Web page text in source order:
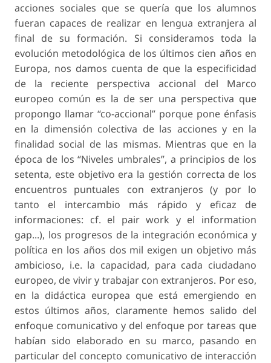
acciones sociales que se quería que los alumnos
fueran capaces de realizar en lengua extranjera al
final de su formación. Si consideramos toda la
evolución metodológica de los últimos cien años en
Europa, nos damos cuenta de que la especificidad
de la reciente perspectiva accional del Marco
europeo común es la de ser una perspectiva que
propongo llamar “co-accional” porque pone énfasis
en la dimensión colectiva de las acciones y en la
finalidad social de las mismas. Mientras que en la
época de los “Niveles umbrales”, a principios de los
setenta, este objetivo era la gestión correcta de los
encuentros puntuales con extranjeros (y por lo
tanto el intercambio más rápido y eficaz de
informaciones: cf. el pair work y el information
gap...), los progresos de la integración económica y
política en los años dos mil exigen un objetivo más
ambicioso, i.e. la capacidad, para cada ciudadano
europeo, de vivir y trabajar con extranjeros. Por eso,
en la didáctica europea que está emergiendo en
estos últimos años, claramente hemos salido del
enfoque comunicativo y del enfoque por tareas que
habían sido elaborado en su marco, pasando en
particular del concepto comunicativo de interacción